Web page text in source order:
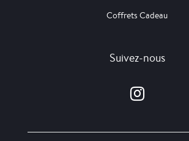
Coffrets Cadeau
Suivez-nous